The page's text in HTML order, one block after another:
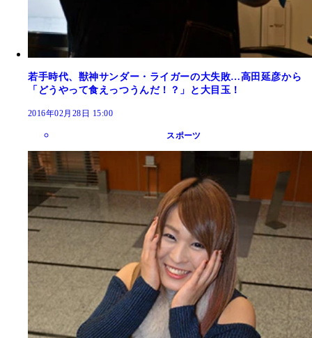
若手時代、獣神サンダー・ライガーの大失敗…高田延彦から
「どうやって食えっつうんだ！？」と大目玉！
2016年02月28日 15:00
スポーツ